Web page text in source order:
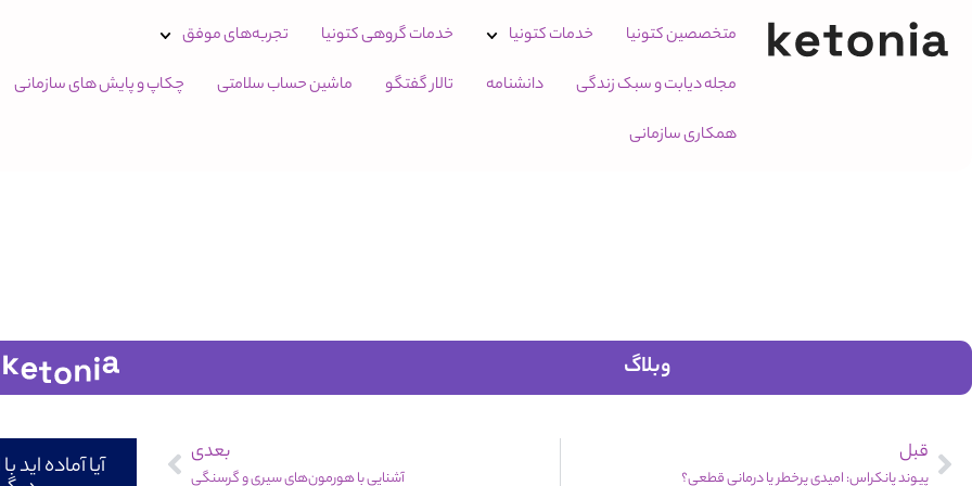
متخصصین کتونیا خدمات کتونیا خدمات گروهی کتونیا
تجربه‌های موفق
مجله دیابت و سبک زندگی
دانشنامه تالار گفتگو ماشین حساب سلامتی
چکاپ و پایش های سازمانی
همکاری سازمانی
وبلاگ
قبل
پیوند پانکراس: امیدی پرخطر یا درمانی قطعی؟
بعدی
آشنایی با هورمون‌های سیری و گرسنگی آیا آماده